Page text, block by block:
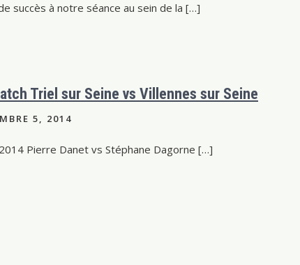
succès à notre séance au sein de la […]
Triel sur Seine vs Villennes sur Seine
5, 2014
Pierre Danet vs Stéphane Dagorne […]